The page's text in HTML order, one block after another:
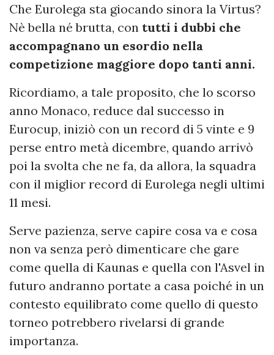
Che Eurolega sta giocando sinora la Virtus?
Nè bella né brutta, con tutti i dubbi che
accompagnano un esordio nella
competizione maggiore dopo tanti anni.
Ricordiamo, a tale proposito, che lo scorso
anno Monaco, reduce dal successo in
Eurocup, iniziò con un record di 5 vinte e 9
perse entro metà dicembre, quando arrivò
poi la svolta che ne fa, da allora, la squadra
con il miglior record di Eurolega negli ultimi
11 mesi.
Serve pazienza, serve capire cosa va e cosa
non va senza però dimenticare che gare
come quella di Kaunas e quella con l'Asvel in
futuro andranno portate a casa poiché in un
contesto equilibrato come quello di questo
torneo potrebbero rivelarsi di grande
importanza.